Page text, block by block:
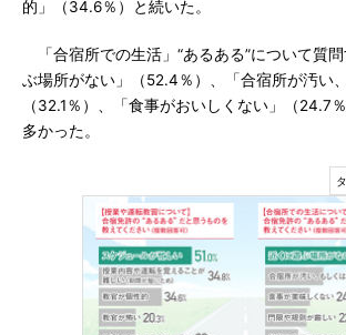
的」（34.6％）と続いた。
「合宿所での生活」“あるある”について質
ぶ場所がない」（52.4％）、「合宿所が汚い
（32.1％）、「食事がおいしくない」（24.7
多かった。